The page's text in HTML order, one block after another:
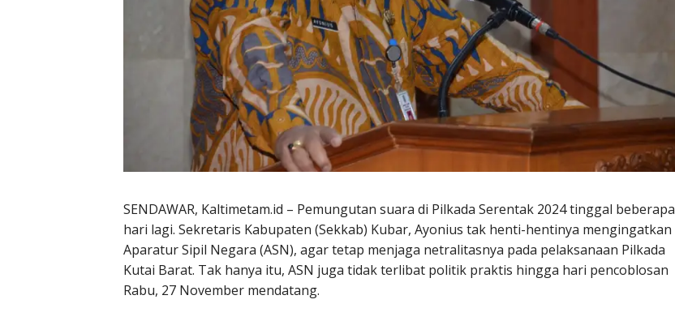
SENDAWAR, Kaltimetam.id – Pemungutan suara di Pilkada Serentak 2024 tinggal beberapa
hari lagi. Sekretaris Kabupaten (Sekkab) Kubar, Ayonius tak henti-hentinya mengingatkan
Aparatur Sipil Negara (ASN), agar tetap menjaga netralitasnya pada pelaksanaan Pilkada
Kutai Barat. Tak hanya itu, ASN juga tidak terlibat politik praktis hingga hari pencoblosan
Rabu, 27 November mendatang.